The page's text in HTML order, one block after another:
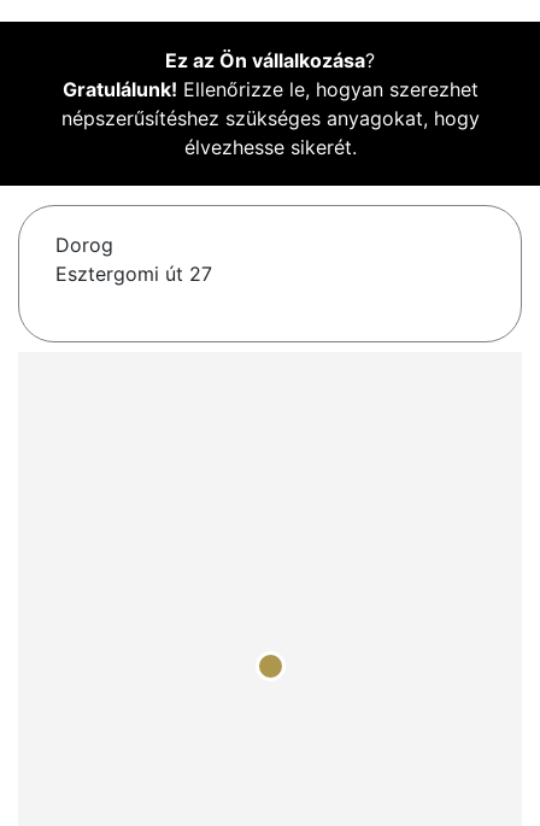
Ez az Ön vállalkozása?
Gratulálunk! Ellenőrizze le, hogyan szerezhet
népszerűsítéshez szükséges anyagokat, hogy
élvezhesse sikerét.
Dorog
Esztergomi út 27